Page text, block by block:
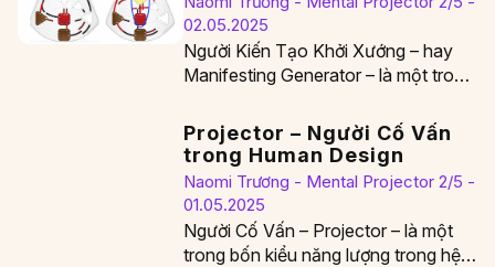
Design
02.05.2025
Người Kiến Tạo Khởi Xướng – hay
Manifesting Generator – là một trong
hệ…
Projector – Người Cố Vấn
trong Human Design
Naomi Trương - Mental Projector 2/5 -
01.05.2025
Người Cố Vấn – Projector – là một
trong bốn kiểu năng lượng trong hệ